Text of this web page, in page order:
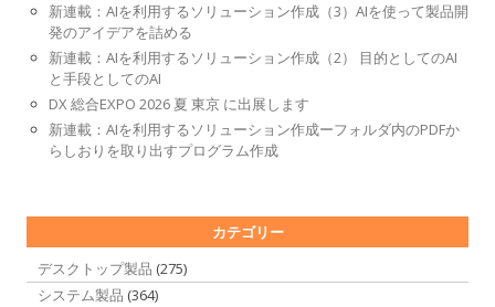
新連載：AIを利用するソリューション作成（3）AIを使って製品開
発のアイデアを詰める
新連載：AIを利用するソリューション作成（2） 目的としてのAI
と手段としてのAI
DX 総合EXPO 2026 夏 東京 に出展します
新連載：AIを利用するソリューション作成ーフォルダ内のPDFか
らしおりを取り出すプログラム作成
カテゴリー
デスクトップ製品 (275)
システム製品 (364)